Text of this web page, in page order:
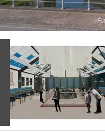
Vorige